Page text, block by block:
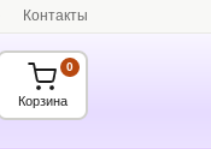
Контакты
Корзина
0